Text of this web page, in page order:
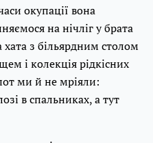
окупації вона
на нічліг у брата
хата з більярдним столом
і колекція рідкісних
ми й не мріяли:
в спальниках, а тут